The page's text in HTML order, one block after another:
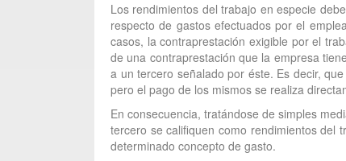
Los rendimientos del trabajo en especie
respecto de gastos efectuados por el
casos, la contraprestación exigible por el
de una contraprestación que la empresa
a un tercero señalado por éste. Es decir,
pero el pago de los mismos se realiza
En consecuencia, tratándose de simples
tercero se califiquen como rendimientos del
determinado concepto de gasto.